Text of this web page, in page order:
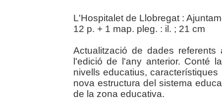
L'Hospitalet de Llobregat :
12 p. + 1 map. pleg. : il. ; 21 cm
Actualització de dades
l'edició de l'any anterior. Conté
nivells educatius,
nova estructura del sistema
de la zona educativa.